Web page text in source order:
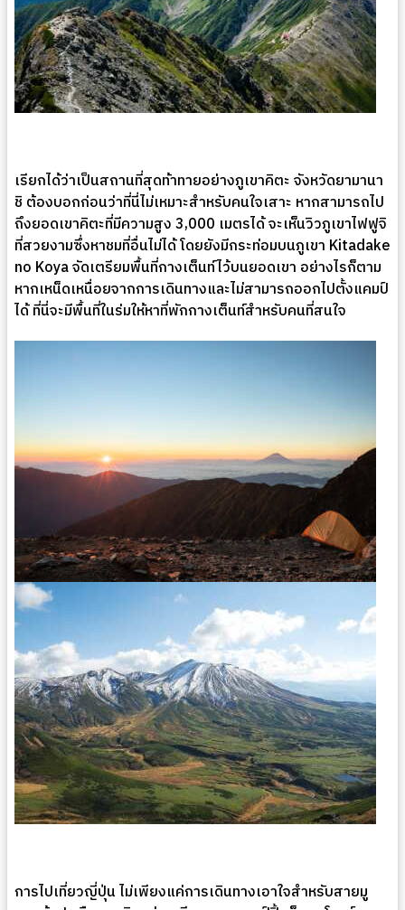
เรียกได้ว่าเป็นสถานที่สุดท้าทายอย่างภูเขาคิตะ จังหวัดยามานา
ชิ ต้องบอกก่อนว่าที่นี่ไม่เหมาะสำหรับคนใจเสาะ หากสามารถไป
ถึงยอดเขาคิตะที่มีความสูง 3,000 เมตรได้ จะเห็นวิวภูเขาไฟฟูจิ
ที่สวยงามซึ่งหาชมที่อื่นไม่ได้ โดยยังมีกระท่อมบนภูเขา Kitadake
no Koya จัดเตรียมพื้นที่กางเต็นท์ไว้บนยอดเขา อย่างไรก็ตาม
หากเหน็ดเหนื่อยจากการเดินทางและไม่สามารถออกไปตั้งแคมป์
ได้ ที่นี่จะมีพื้นที่ในร่มให้หาที่พักกางเต็นท์สำหรับคนที่สนใจ
การไปเที่ยวญี่ปุ่น ไม่เพียงแค่การเดินทางเอาใจสำหรับสายมู